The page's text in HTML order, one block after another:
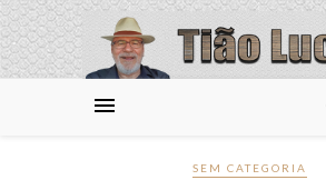
SEM CATEGORIA